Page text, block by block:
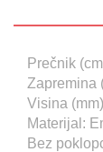
Prečnik
Zapremina
Visina
Materijal:
Bez